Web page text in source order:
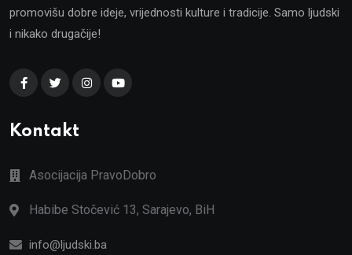
promovišu dobre ideje, vrijednosti kulture i tradicije. Samo ljudski
i nikako drugačije!
Kontakt
Asocijacija PravoDobro
Habibe Stočević 13, Sarajevo, BiH
info@ljudski.ba